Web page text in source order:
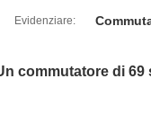
Evidenziare:
commutatore di 69